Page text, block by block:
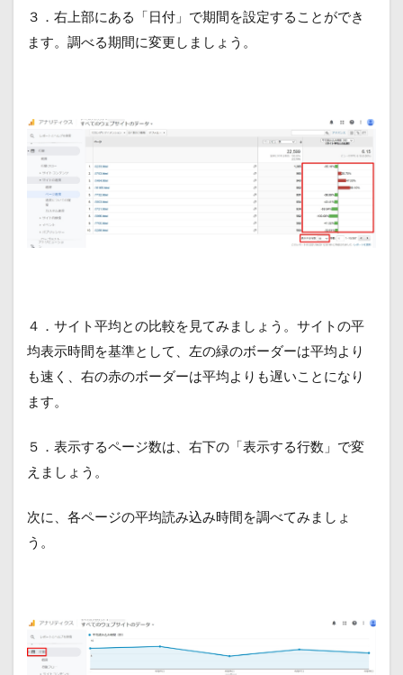
３．右上部にある「日付」で期間を設定することができ
ます。調べる期間に変更しましょう。
４．サイト平均との比較を見てみましょう。サイトの平
均表示時間を基準として、左の緑のボーダーは平均より
も速く、右の赤のボーダーは平均よりも遅いことになり
ます。
５．表示するページ数は、右下の「表示する行数」で変
えましょう。
次に、各ページの平均読み込み時間を調べてみましょ
う。